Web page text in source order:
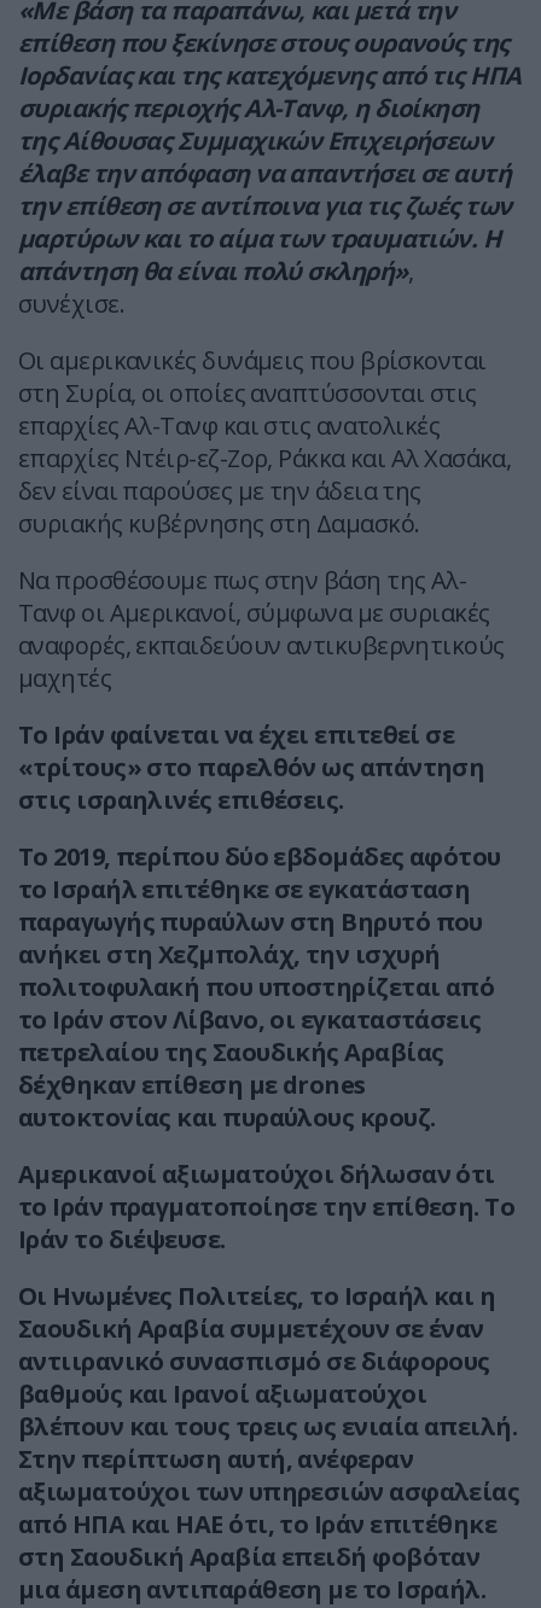
«Με βάση τα παραπάνω, και μετά την
επίθεση που ξεκίνησε στους ουρανούς της
Ιορδανίας και της κατεχόμενης από τις ΗΠΑ
συριακής περιοχής Αλ-Τανφ, η διοίκηση
της Αίθουσας Συμμαχικών Επιχειρήσεων
έλαβε την απόφαση να απαντήσει σε αυτή
την επίθεση σε αντίποινα για τις ζωές των
μαρτύρων και το αίμα των τραυματιών. Η
απάντηση θα είναι πολύ σκληρή»,
συνέχισε.
Οι αμερικανικές δυνάμεις που βρίσκονται
στη Συρία, οι οποίες αναπτύσσονται στις
επαρχίες Αλ-Τανφ και στις ανατολικές
επαρχίες Ντέιρ-εζ-Ζορ, Ράκκα και Αλ Χασάκα,
δεν είναι παρούσες με την άδεια της
συριακής κυβέρνησης στη Δαμασκό.
Να προσθέσουμε πως στην βάση της Αλ-
Τανφ οι Αμερικανοί, σύμφωνα με συριακές
αναφορές, εκπαιδεύουν αντικυβερνητικούς
μαχητές
Το Ιράν φαίνεται να έχει επιτεθεί σε
«τρίτους» στο παρελθόν ως απάντηση
στις ισραηλινές επιθέσεις.
Το 2019, περίπου δύο εβδομάδες αφότου
το Ισραήλ επιτέθηκε σε εγκατάσταση
παραγωγής πυραύλων στη Βηρυτό που
ανήκει στη Χεζμπολάχ, την ισχυρή
πολιτοφυλακή που υποστηρίζεται από
το Ιράν στον Λίβανο, οι εγκαταστάσεις
πετρελαίου της Σαουδικής Αραβίας
δέχθηκαν επίθεση με drones
αυτοκτονίας και πυραύλους κρουζ.
Αμερικανοί αξιωματούχοι δήλωσαν ότι
το Ιράν πραγματοποίησε την επίθεση. Το
Ιράν το διέψευσε.
Οι Ηνωμένες Πολιτείες, το Ισραήλ και η
Σαουδική Αραβία συμμετέχουν σε έναν
αντιιρανικό συνασπισμό σε διάφορους
βαθμούς και Ιρανοί αξιωματούχοι
βλέπουν και τους τρεις ως ενιαία απειλή.
Στην περίπτωση αυτή, ανέφεραν
αξιωματούχοι των υπηρεσιών ασφαλείας
από ΗΠΑ και ΗΑΕ ότι, το Ιράν επιτέθηκε
στη Σαουδική Αραβία επειδή φοβόταν
μια άμεση αντιπαράθεση με το Ισραήλ.